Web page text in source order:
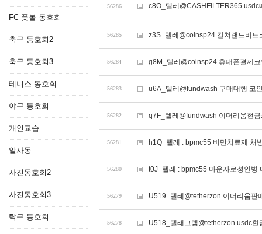
FC 풋볼 동호회
축구 동호회2
축구 동호회3
테니스 동호회
야구 동호회
개인교습
알사동
사진동호회2
사진동호회3
탁구 동호회
56286 c8O_텔레@CASHFILTER365 usdc
56285 z3S_텔레@coinsp24 컬쳐랜드비
56284 g8M_텔레@coinsp24 휴대폰결제
56283 u6A_텔레@fundwash 구매대행 코
56282 q7F_텔레@fundwash 이더리움현
56281 h1Q_텔레 : bpmc55 비만치료제 처
56280 t0J_텔레 : bpmc55 마운자로성인병
56279 U519_텔레@tetherzon 이더리움판
56278 U518_텔래그램@tetherzon usdc현